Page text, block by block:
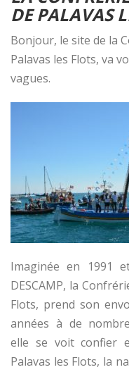
DE PALAVAS
Bonjour, le site de la
Palavas les Flots, va
vagues.
Imaginée en 1991
DESCAMP, la
Flots, prend son
années à de
elle se voit confier
Palavas les Flots, la